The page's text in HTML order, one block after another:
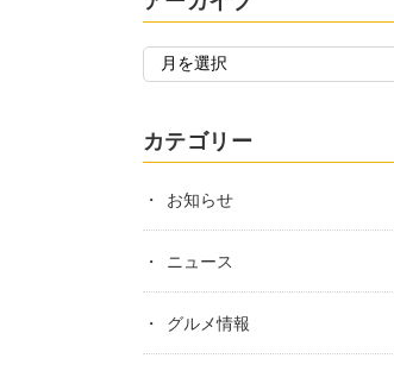
カテゴリー
お知らせ
ニュース
グルメ情報